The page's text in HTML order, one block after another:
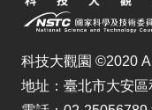
科技大觀園 ©2020
地址：臺北市大安